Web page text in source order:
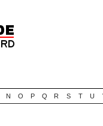
N O P Q R S T U